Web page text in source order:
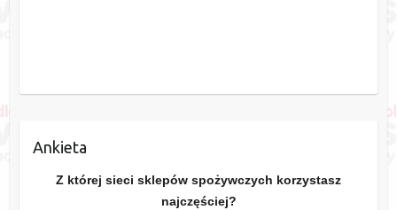
Ankieta
Z której sieci sklepów spożywczych korzystasz
najczęściej?